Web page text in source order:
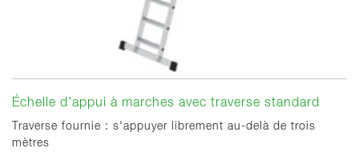
Échelle d’appui à marches avec traverse standard
Traverse fournie : s'appuyer librement au-delà de trois
mètres